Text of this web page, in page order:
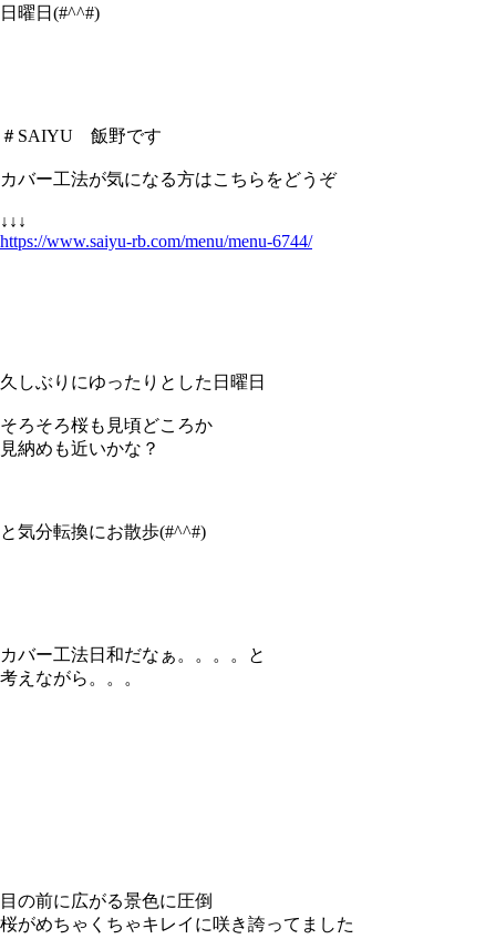
日曜日(#^^#)
＃SAIYU 飯野です
カバー工法が気になる方はこちらをどうぞ
↓↓↓
https://www.saiyu-rb.com/menu/menu-6744/
久しぶりにゆったりとした日曜日
そろそろ桜も見頃どころか
見納めも近いかな？
と気分転換にお散歩(#^^#)
カバー工法日和だなぁ。。。。と
考えながら。。。
目の前に広がる景色に圧倒
桜がめちゃくちゃキレイに咲き誇ってました